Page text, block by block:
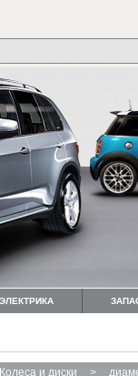
Колеса и диски >